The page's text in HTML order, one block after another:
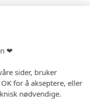
40)
❤
sider, bruker
for å akseptere, eller
nødvendige.